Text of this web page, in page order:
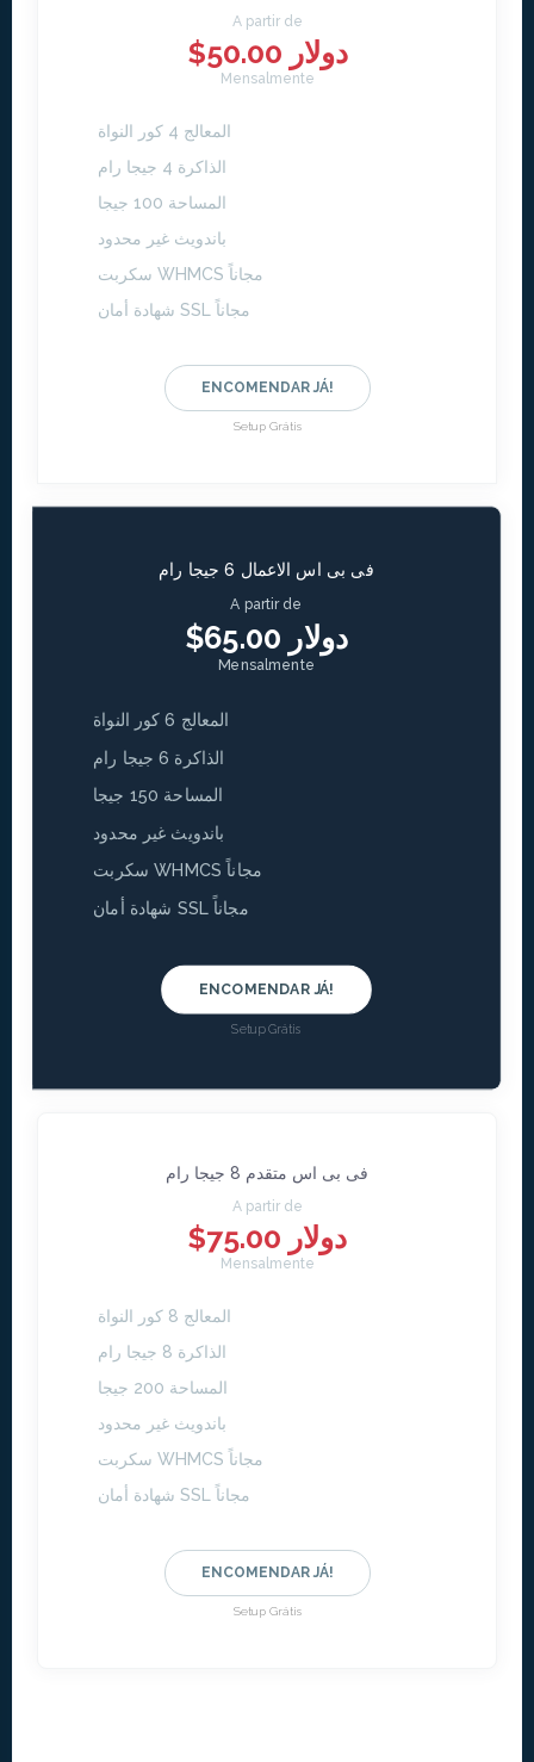
A partir de
$50.00 دولار
Mensalmente
المعالج 4 كور النواة
الذاكرة 4 جيجا رام
المساحة 100 جيجا
باندويث غير محدود
سكربت WHMCS مجاناً
شهادة أمان SSL مجاناً
ENCOMENDAR JÁ!
Setup Grátis
فى بى اس الاعمال 6 جيجا رام
A partir de
$65.00 دولار
Mensalmente
المعالج 6 كور النواة
الذاكرة 6 جيجا رام
المساحة 150 جيجا
باندويث غير محدود
سكربت WHMCS مجاناً
شهادة أمان SSL مجاناً
ENCOMENDAR JÁ!
Setup Grátis
فى بى اس متقدم 8 جيجا رام
A partir de
$75.00 دولار
Mensalmente
المعالج 8 كور النواة
الذاكرة 8 جيجا رام
المساحة 200 جيجا
باندويث غير محدود
سكربت WHMCS مجاناً
شهادة أمان SSL مجاناً
ENCOMENDAR JÁ!
Setup Grátis